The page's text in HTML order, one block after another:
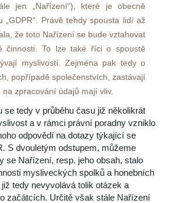
jen „Nařízení“), které je obecně
„GDPR“. Právě tehdy spousta lidí až
že toto Nařízení se bude vztahovat
činnosti. To lze také říci o spoustě
myslivostí. Zejména pak tedy o
popřípadě společenstvích, zastávají
zpracování údajů mají vliv.
se tedy v průběhu času již několikrát
a v rámci právní poradny vzniklo
odpovědí na dotazy týkající se
S dvouletým odstupem, můžeme
se Nařízení, resp. jeho obsah, stalo
mysliveckých spolků a honebních
tedy nevyvolává tolik otázek a
začátcích. Určitě však stále Nařízení